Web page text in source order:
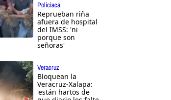
Policiaca
Reprueban riña
afuera de hospital
del IMSS: 'ni
porque son
señoras'
Veracruz
Bloquean la
Veracruz-Xalapa:
'están hartos de